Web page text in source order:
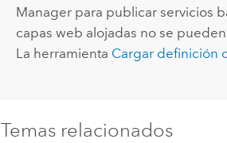
Managerpara publicar servicios
capas web alojadas no se
La herramienta Cargar definición
Temas relacionados